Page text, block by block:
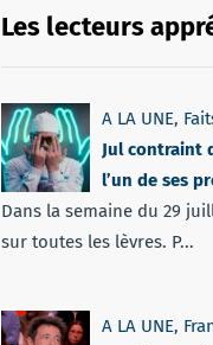
Les lecteurs
A LA UNE,
Jul contraint
l’un de ses
Dans la semaine du 29
sur toutes les lèvres. P...
A LA UNE,